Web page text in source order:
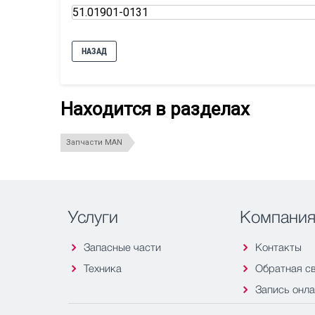
51.01901-0131
НАЗАД
Находится в разделах
Запчасти MAN
Услуги
Запасные части
Техника
Компания
Контакты
Обратная
Запись